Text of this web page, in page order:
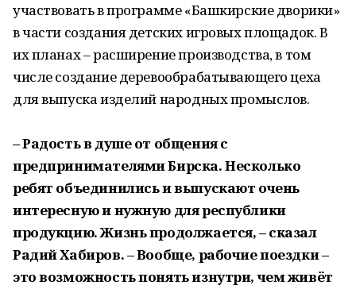
участвовать в программе «Башкирские дворики»
в части создания детских игровых площадок. В
их планах – расширение производства, в том
числе создание деревообрабатывающего цеха
для выпуска изделий народных промыслов.
– Радость в душе от общения с
предпринимателями Бирска. Несколько
ребят объединились и выпускают очень
интересную и нужную для республики
продукцию. Жизнь продолжается, – сказал
Радий Хабиров. – Вообще, рабочие поездки –
это возможность понять изнутри, чем живёт